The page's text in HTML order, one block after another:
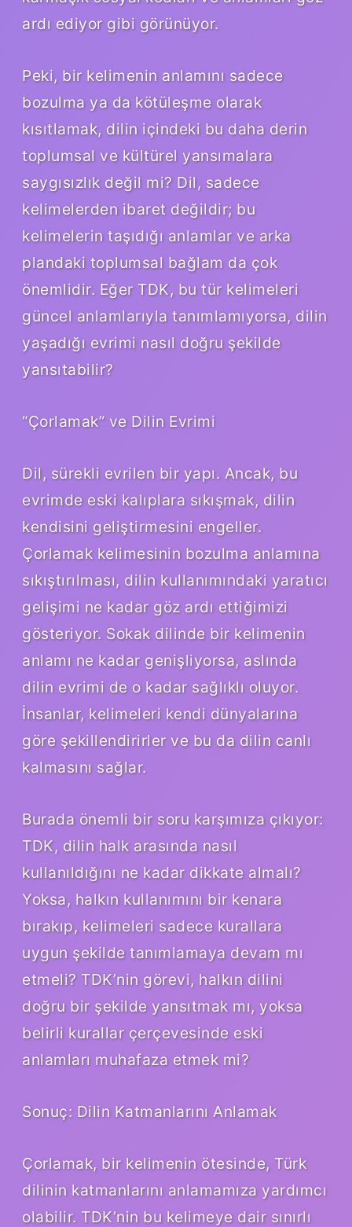
ardı ediyor gibi görünüyor.
Peki, bir kelimenin anlamını sadece
bozulma ya da kötüleşme olarak
kısıtlamak, dilin içindeki bu daha derin
toplumsal ve kültürel yansımalara
saygısızlık değil mi? Dil, sadece
kelimelerden ibaret değildir; bu
kelimelerin taşıdığı anlamlar ve arka
plandaki toplumsal bağlam da çok
önemlidir. Eğer TDK, bu tür kelimeleri
güncel anlamlarıyla tanımlamıyorsa, dilin
yaşadığı evrimi nasıl doğru şekilde
yansıtabilir?
“Çorlamak” ve Dilin Evrimi
Dil, sürekli evrilen bir yapı. Ancak, bu
evrimde eski kalıplara sıkışmak, dilin
kendisini geliştirmesini engeller.
Çorlamak kelimesinin bozulma anlamına
sıkıştırılması, dilin kullanımındaki yaratıcı
gelişimi ne kadar göz ardı ettiğimizi
gösteriyor. Sokak dilinde bir kelimenin
anlamı ne kadar genişliyorsa, aslında
dilin evrimi de o kadar sağlıklı oluyor.
İnsanlar, kelimeleri kendi dünyalarına
göre şekillendirirler ve bu da dilin canlı
kalmasını sağlar.
Burada önemli bir soru karşımıza çıkıyor:
TDK, dilin halk arasında nasıl
kullanıldığını ne kadar dikkate almalı?
Yoksa, halkın kullanımını bir kenara
bırakıp, kelimeleri sadece kurallara
uygun şekilde tanımlamaya devam mı
etmeli? TDK’nin görevi, halkın dilini
doğru bir şekilde yansıtmak mı, yoksa
belirli kurallar çerçevesinde eski
anlamları muhafaza etmek mi?
Sonuç: Dilin Katmanlarını Anlamak
Çorlamak, bir kelimenin ötesinde, Türk
dilinin katmanlarını anlamamıza yardımcı
olabilir. TDK’nin bu kelimeye dair sınırlı